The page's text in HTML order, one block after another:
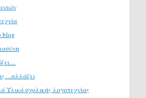
blog
Υλικό σχολικής λογοτεχνίας